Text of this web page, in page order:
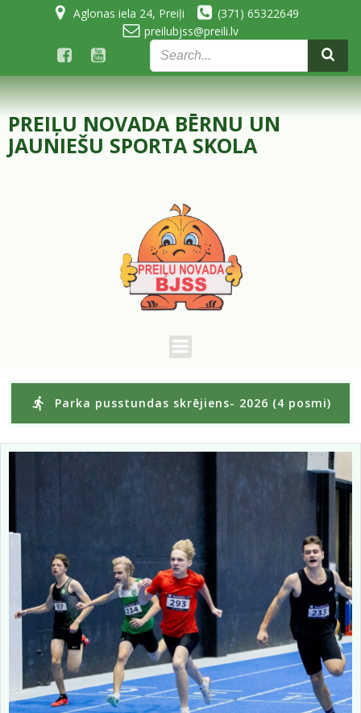
Skip
to
content
Aglonas iela 24, Preiļi
(371) 65322649
preilubjss@preili.lv
PREIĻU NOVADA BĒRNU UN
JAUNIEŠU SPORTA SKOLA
Parka pusstundas skrējiens- 2026 (4 posmi)